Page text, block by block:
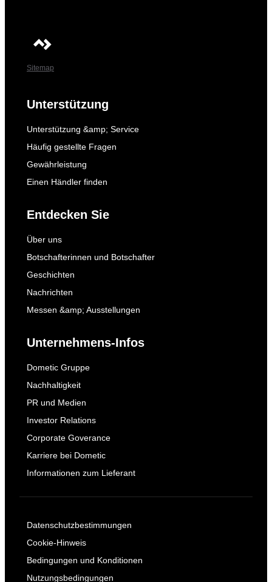
Sitemap
Unterstützung
Unterstützung &amp; Service
Häufig gestellte Fragen
Gewährleistung
Einen Händler finden
Entdecken Sie
Über uns
Botschafterinnen und Botschafter
Geschichten
Nachrichten
Messen &amp; Ausstellungen
Unternehmens-Infos
Dometic Gruppe
Nachhaltigkeit
PR und Medien
Investor Relations
Corporate Goverance
Karriere bei Dometic
Informationen zum Lieferant
Datenschutzbestimmungen
Cookie-Hinweis
Bedingungen und Konditionen
Nutzungsbedingungen